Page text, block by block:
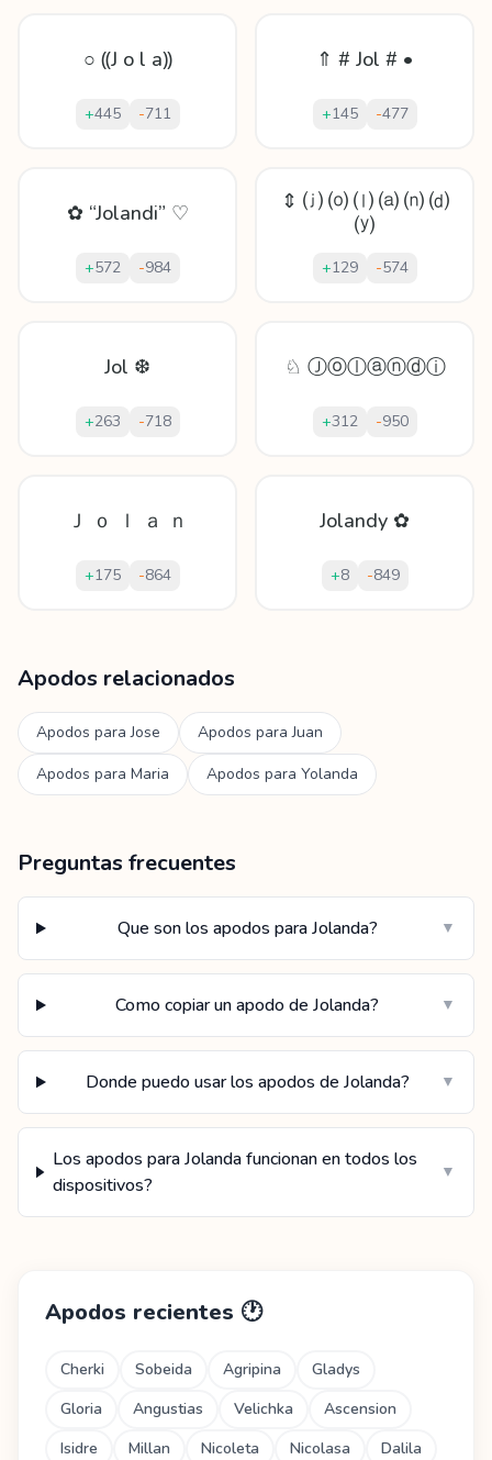
○ ⸨J o l a⸩
+445 -711
⇑ # Jol # •
+145 -477
✿ “Jolandi” ♡
+572 -984
⇕ ⒥ ⒪ ⒧ ⒜ ⒩ ⒟
⒴
+129 -574
Jol ❆
+263 -718
♘ Ⓙⓞⓛⓐⓝⓓⓘ
+312 -950
Ｊ ｏ ｌ ａ ｎ
+175 -864
Jolandy ✿
+8 -849
Apodos relacionados
Apodos paraJose Apodos paraJuan
Apodos para Maria Apodos para Yolanda
Preguntas frecuentes
Que son los apodos para Jolanda? ▼
Como copiar un apodo de Jolanda? ▼
Donde puedo usar los apodos de Jolanda? ▼
Los apodos para Jolanda funcionan en todos los
dispositivos?
▼
Apodos recientes 🕐
Cherki Sobeida Agripina
Gladys
Gloria
Angustias Velichka
Ascension
Isidre
Millan Nicoleta Nicolasa
Dalila